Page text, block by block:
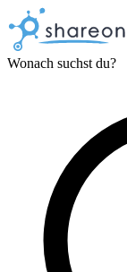
Wonach suchst du?